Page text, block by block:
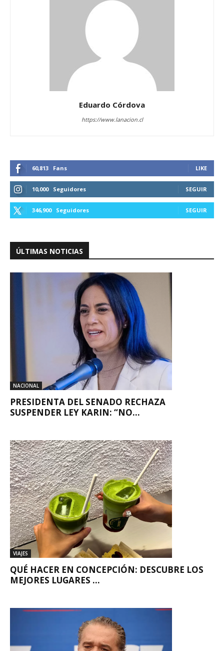
Eduardo Córdova
https://www.lanacion.cl
60,813 Fans LIKE
10,000 Seguidores SEGUIR
346,900 Seguidores SEGUIR
ÚLTIMAS NOTICIAS
NACIONAL
PRESIDENTA DEL SENADO RECHAZA
SUSPENDER LEY KARIN: “NO...
VIAJES
QUÉ HACER EN CONCEPCIÓN: DESCUBRE LOS
MEJORES LUGARES ...